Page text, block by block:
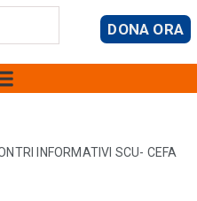
DONA ORA
INFORMATIVI SCU- CEFA